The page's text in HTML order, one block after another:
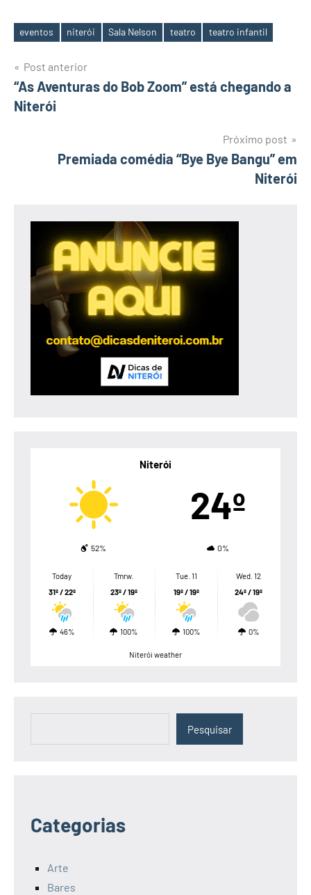
Tags
eventos niterói Sala Nelson teatro teatro infantil
Navegação
de
Post anterior
“As Aventuras do Bob Zoom” está chegando a
Niterói
Próximo post
Premiada comédia “Bye Bye Bangu” em
Niterói
Niterói
24º
52% 0%
Today
31º / 22º
46%
Tmrw.
23º / 19º
100%
Tue. 11
19º / 19º
100%
Wed. 12
24º / 19º
0%
Niterói weather
Pesquisar
Categorias
Arte
Bares